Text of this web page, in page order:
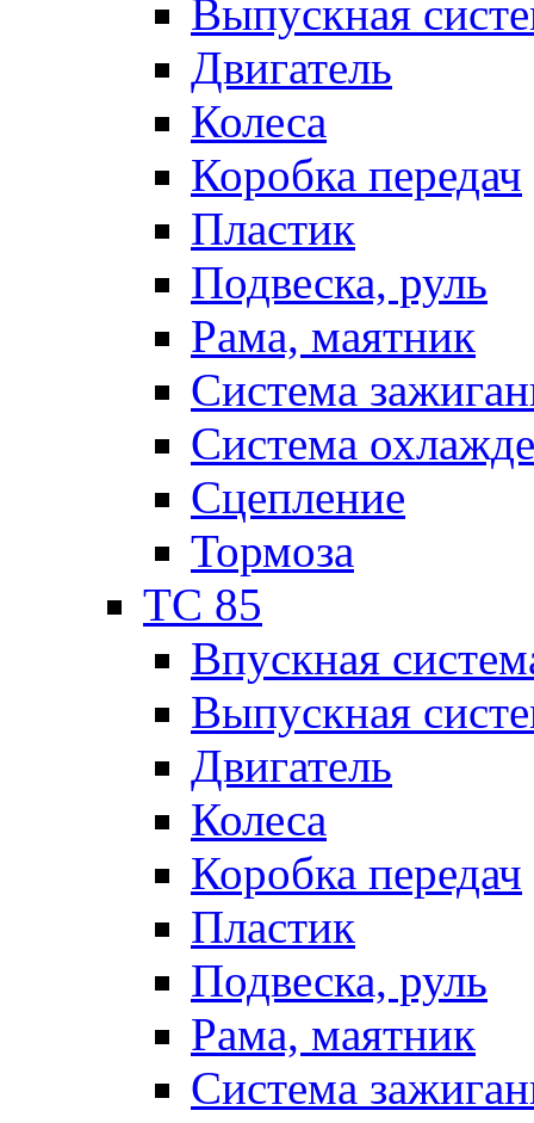
Выпускная
Двигатель
Колеса
Коробка передач
Пластик
Подвеска, руль
Рама, маятник
Система
Система
Сцепление
Тормоза
TC 85
Впускная
Выпускная
Двигатель
Колеса
Коробка передач
Пластик
Подвеска, руль
Рама, маятник
Система